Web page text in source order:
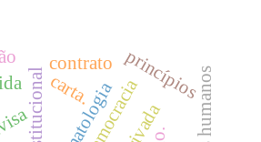
democracia
princípios
contrato
carta.